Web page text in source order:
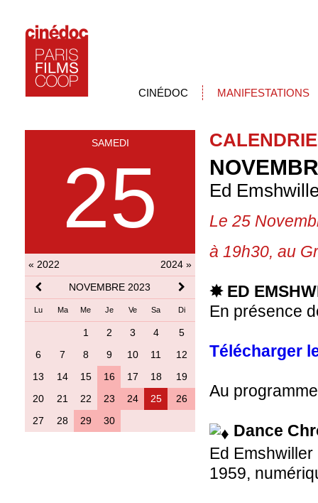
CINÉDOC MANIFESTATIONS
SAMEDI
25
« 2022
2024 »
NOVEMBRE 2023
Lu Ma Me Je Ve Sa Di
1 2 3 4
5
6
7 8 9 10 11
12
13
14 15 16 17 18
19
20
21 22 23 24 25
26
27
28 29 30
Ed
Le 25
à 19h30, au
✸ ED
En présence
Télécharger
Au
Dance
Ed Emshwiller
1959,